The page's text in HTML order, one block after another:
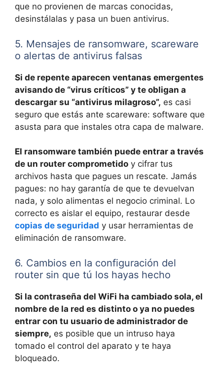
que no provienen de marcas conocidas,
desinstálalas y pasa un buen antivirus.
5. Mensajes de ransomware, scareware
o alertas de antivirus falsas
Si de repente aparecen ventanas emergentes
avisando de “virus críticos” y te obligan a
descargar su “antivirus milagroso”, es casi
seguro que estás ante scareware: software que
asusta para que instales otra capa de malware.
El ransomware también puede entrar a través
de un router comprometido y cifrar tus
archivos hasta que pagues un rescate. Jamás
pagues: no hay garantía de que te devuelvan
nada, y solo alimentas el negocio criminal. Lo
correcto es aislar el equipo, restaurar desde
copias de seguridad y usar herramientas de
eliminación de ransomware.
6. Cambios en la configuración del
router sin que tú los hayas hecho
Si la contraseña del WiFi ha cambiado sola, el
nombre de la red es distinto o ya no puedes
entrar con tu usuario de administrador de
siempre, es posible que un intruso haya
tomado el control del aparato y te haya
bloqueado.